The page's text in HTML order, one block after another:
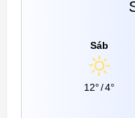
Sáb
12°/4°